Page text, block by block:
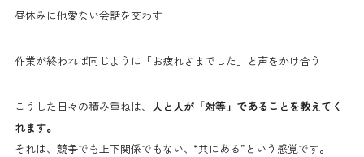
昼休みに他愛ない会話を交わす
作業が終われば同じように「お疲れさまでした」と声をかけ合う
こうした日々の積み重ねは、
人と人が「対等」であることを教えてく
れます。
それは、競争でも上下関係でもない、“共にある”という感覚です。